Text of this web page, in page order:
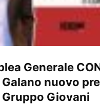
Generale
nuovo
Gruppo Giovani